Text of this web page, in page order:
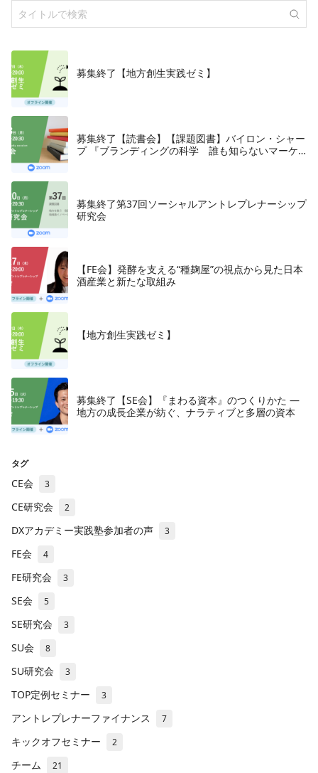
募集終了【地方創生実践ゼミ】
募集終了【読書会】【課題図書】バイロン・シャー
プ 『ブランディングの科学 誰も知らないマーケ
募集終了第37回ソーシャルアントレプレナーシップ
研究会
【FE会】発酵を支える“種麹屋”の視点から見た日本
酒産業と新たな取組み
【地方創生実践ゼミ】
募集終了【SE会】『まわる資本』のつくりかた —
地方の成長企業が紡ぐ、ナラティブと多層の資本
タグ
CE会 3
CE研究会 2
DXアカデミー実践塾参加者の声 3
FE会 4
FE研究会 3
SE会 5
SE研究会 3
SU会 8
SU研究会 3
TOP定例セミナー 3
アントレプレナーファイナンス 7
キックオフセミナー 2
チーム 21